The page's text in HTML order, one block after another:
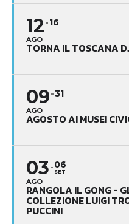
12
AGO
16
TORNA IL TOSCANA
09
AGO
31
AGOSTO AI MUSEI
03
AGO
06
SET
RANGOLA IL GONG -
COLLEZIONE LUIGI
PUCCINI